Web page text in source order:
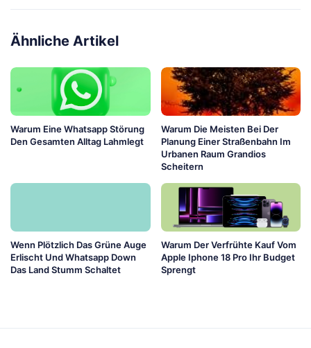
Ähnliche Artikel
Warum Eine Whatsapp Störung
Den Gesamten Alltag Lahmlegt
Warum Die Meisten Bei Der
Planung Einer Straßenbahn Im
Urbanen Raum Grandios
Scheitern
Wenn Plötzlich Das Grüne Auge
Erlischt Und Whatsapp Down
Das Land Stumm Schaltet
Warum Der Verfrühte Kauf Vom
Apple Iphone 18 Pro Ihr Budget
Sprengt